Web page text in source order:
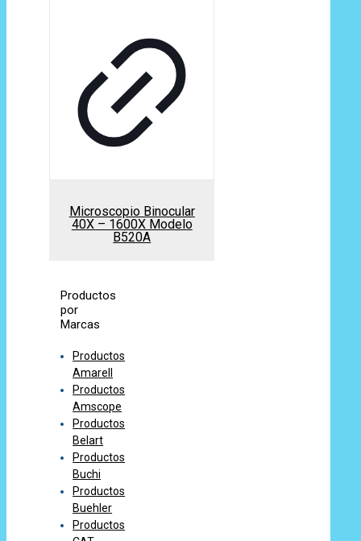
Microscopio Binocular
40X – 1600X Modelo
B520A
Productos
por
Marcas
Productos
Amarell
Productos
Amscope
Productos
Belart
Productos
Buchi
Productos
Buehler
Productos